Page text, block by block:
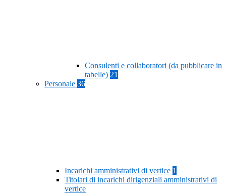
Consulenti e collaboratori (da pubblicare in
tabelle) 21
Personale 36
Incarichi amministrativi di vertice 1
Titolari di incarichi dirigenziali amministrativi di
vertice